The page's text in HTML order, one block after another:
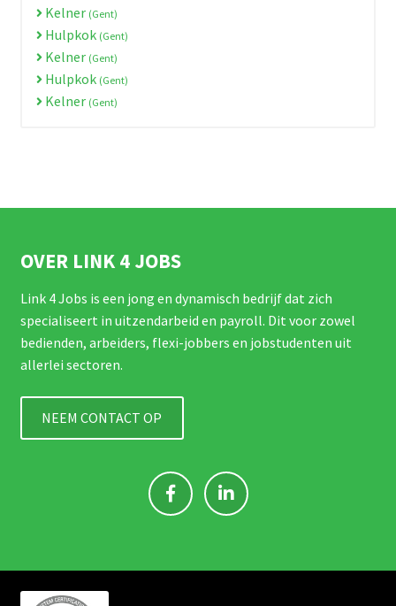
Kelner (Gent)
Hulpkok (Gent)
Kelner (Gent)
Hulpkok (Gent)
Kelner (Gent)
OVER LINK 4 JOBS
Link 4 Jobs is een jong en dynamisch bedrijf dat zich
specialiseert in uitzendarbeid en payroll. Dit voor zowel
bedienden, arbeiders, flexi-jobbers en jobstudenten uit
allerlei sectoren.
NEEM CONTACT OP